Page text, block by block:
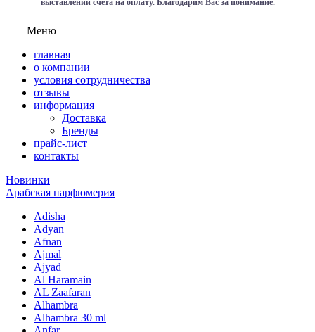
выставлении счета на оплату. Благодарим Вас за понимание.
Меню
главная
о компании
условия сотрудничества
отзывы
информация
Доставка
Бренды
прайс-лист
контакты
Новинки
Арабская парфюмерия
Adisha
Adyan
Afnan
Ajmal
Ajyad
Al Haramain
AL Zaafaran
Alhambra
Alhambra 30 ml